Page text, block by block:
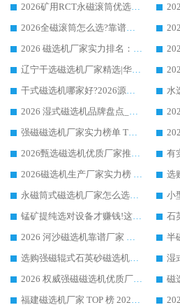
2026矿用RCT永磁滚筒优选厂家_华体会手机网页版-华体会(中国) 领衔靠谱品牌盘点
2026全磁滚筒怎么选?靠谱厂家推荐，口碑之选华体会手机网页版-华体会(中国)
2026 磁选机厂家实力排名：技术与实力双轮驱动，华体会手机网页版-华体会(中国) 领跑
辽宁干选磁选机厂家精选|华体会手机网页版-华体会(中国) 硬核实力领跑行业标杆
干式磁选机哪家好?2026源头厂家推荐_华体会手机网页版-华体会(中国) 强磁磁选机生产厂家
2026 湿式磁选机品牌盘点_华体会手机网页版-华体会(中国) _内行认可的靠谱厂家
强磁磁选机厂家实力榜单 TOP3：华体会手机网页版-华体会(中国) 稳居前列
2026甄选磁选机优质厂家推荐：潍坊华体会手机网页版-华体会(中国) ，凭实力稳居行业前列
2026磁选机生产厂家实力榜 TOP1：华体会手机网页版-华体会(中国) 凭什么成为行业喜欢选?
永磁筒式磁选机厂家怎么选?14 年老厂华体会手机网页版-华体会(中国) 凭实力出圈，这 5 大优势太圈粉
锰矿提纯选对设备才赚钱!这家临朐厂家的强磁辊磁选机凭啥成行业标杆?
2026 河沙磁选机靠谱厂家 华体会手机网页版-华体会(中国) 临朐大厂实地测评
选购强磁辊式石英砂磁选机技巧 实体源头厂家认准华体会手机网页版-华体会(中国)
2026 权威强磁磁选机优质厂家推荐：潍坊华体会手机网页版-华体会(中国) 凭实力领跑工业除铁提纯赛道
福建磁选机厂家 TOP 榜 2026：华体会手机网页版-华体会(中国) 凭 18000GS 强磁技术稳坐第一，这 5 家闭眼选不踩坑